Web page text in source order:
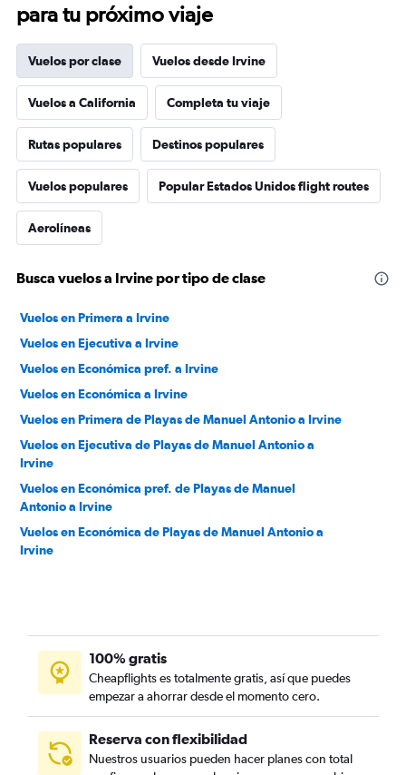
para tu próximo viaje
Vuelos por clase Vuelos desde Irvine
Vuelos a California Completa tu viaje
Rutas populares Destinos populares
Vuelos populares Popular Estados Unidos flight routes
Aerolíneas
Busca vuelos a Irvine por tipo de clase
Vuelos en Primera a Irvine
Vuelos en Ejecutiva a Irvine
Vuelos en Económica pref. a Irvine
Vuelos en Económica a Irvine
Vuelos en Primera de Playas de Manuel Antonio a Irvine
Vuelos en Ejecutiva de Playas de Manuel Antonio a
Irvine
Vuelos en Económica pref. de Playas de Manuel
Antonio a Irvine
Vuelos en Económica de Playas de Manuel Antonio a
Irvine
100% gratis
Cheapflights es totalmente gratis, así que puedes
empezar a ahorrar desde el momento cero.
Reserva con flexibilidad
Nuestros usuarios pueden hacer planes con total